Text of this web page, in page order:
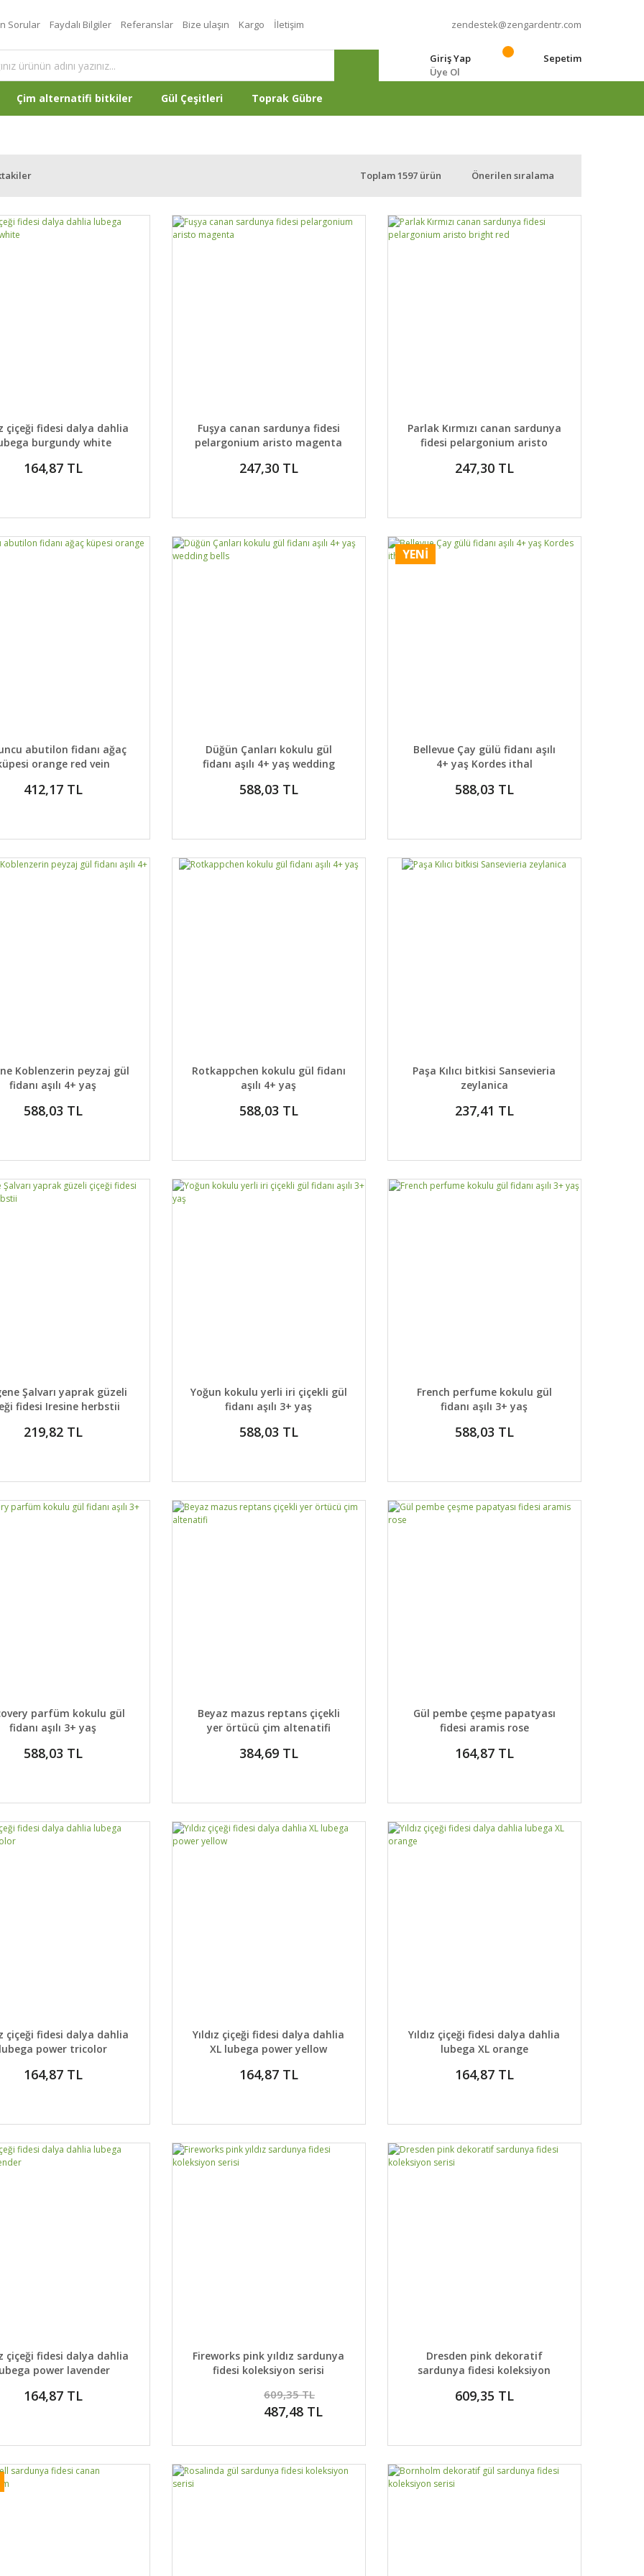
Sorular Faydalı Bilgiler Referanslar Bize ulaşın Kargo İletişim zendestek@zengardentr.com
Giriş Yap
Üye Ol
Sepetim
Çim alternatifi bitkiler Gül Çeşitleri Toprak Gübre
Toplam 1597 ürün
SEPETE EKLE
çiçeği fidesi dalya dahlia
burgundy white
164,87 TL
DETAYLAR SEPETE EKLE
Fuşya canan sardunya fidesi
pelargonium aristo magenta
247,30 TL
DETAYLAR SEPETE EKLE
Parlak Kırmızı canan sardunya
fidesi pelargonium aristo
247,30 TL
SEPETE EKLE
abutilon fidanı ağaç
orange red vein
412,17 TL
DETAYLAR SEPETE EKLE
Düğün Çanları kokulu gül
fidanı aşılı 4+ yaş wedding
588,03 TL
YENİ
DETAYLAR SEPETE EKLE
Bellevue Çay gülü fidanı aşılı
4+ yaş Kordes ithal
588,03 TL
SEPETE EKLE
Koblenzerin peyzaj gül
fidanı aşılı 4+ yaş
588,03 TL
DETAYLAR SEPETE EKLE
Rotkappchen kokulu gül fidanı
aşılı 4+ yaş
588,03 TL
DETAYLAR SEPETE EKLE
Paşa Kılıcı bitkisi Sansevieria
zeylanica
237,41 TL
SEPETE EKLE
Şalvarı yaprak güzeli
fidesi Iresine herbstii
219,82 TL
DETAYLAR SEPETE EKLE
Yoğun kokulu yerli iri çiçekli gül
fidanı aşılı 3+ yaş
588,03 TL
DETAYLAR SEPETE EKLE
French perfume kokulu gül
fidanı aşılı 3+ yaş
588,03 TL
SEPETE EKLE
parfüm kokulu gül
fidanı aşılı 3+ yaş
588,03 TL
DETAYLAR SEPETE EKLE
Beyaz mazus reptans çiçekli
yer örtücü çim altenatifi
384,69 TL
DETAYLAR SEPETE EKLE
Gül pembe çeşme papatyası
fidesi aramis rose
164,87 TL
SEPETE EKLE
çiçeği fidesi dalya dahlia
lubega power tricolor
164,87 TL
DETAYLAR SEPETE EKLE
Yıldız çiçeği fidesi dalya dahlia
XL lubega power yellow
164,87 TL
DETAYLAR SEPETE EKLE
Yıldız çiçeği fidesi dalya dahlia
lubega XL orange
164,87 TL
SEPETE EKLE
çiçeği fidesi dalya dahlia
power lavender
164,87 TL
DETAYLAR SEPETE EKLE
Fireworks pink yıldız sardunya
fidesi koleksiyon serisi
609,35 TL
487,48 TL
DETAYLAR SEPETE EKLE
Dresden pink dekoratif
sardunya fidesi koleksiyon
609,35 TL